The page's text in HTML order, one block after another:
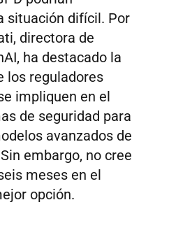
situación difícil. Por
directora de
ha destacado la
los reguladores
impliquen en el
de seguridad para
avanzados de
embargo, no cree
meses en el
opción.